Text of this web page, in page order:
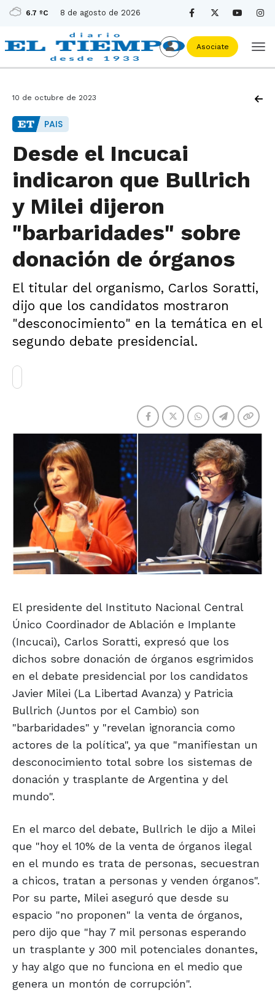
6.7 ºC 8 de agosto de 2026
Asociate
10 de octubre de 2023
PAIS
Desde el Incucai
indicaron que Bullrich
y Milei dijeron
"barbaridades" sobre
donación de órganos
El titular del organismo, Carlos Soratti,
dijo que los candidatos mostraron
"desconocimiento" en la temática en el
segundo debate presidencial.
El presidente del Instituto Nacional Central
Único Coordinador de Ablación e Implante
(Incucai), Carlos Soratti, expresó que los
dichos sobre donación de órganos esgrimidos
en el debate presidencial por los candidatos
Javier Milei (La Libertad Avanza) y Patricia
Bullrich (Juntos por el Cambio) son
"barbaridades" y "revelan ignorancia como
actores de la política", ya que "manifiestan un
desconocimiento total sobre los sistemas de
donación y trasplante de Argentina y del
mundo".
En el marco del debate, Bullrich le dijo a Milei
que "hoy el 10% de la venta de órganos ilegal
en el mundo es trata de personas, secuestran
a chicos, tratan a personas y venden órganos".
Por su parte, Milei aseguró que desde su
espacio "no proponen" la venta de órganos,
pero dijo que "hay 7 mil personas esperando
un trasplante y 300 mil potenciales donantes,
y hay algo que no funciona en el medio que
genera un montón de corrupción".